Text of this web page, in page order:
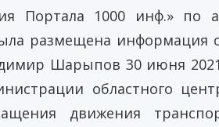
Портала 1000 инф.» по
размещена информация
Шарыпов 30 июня
областного
движения